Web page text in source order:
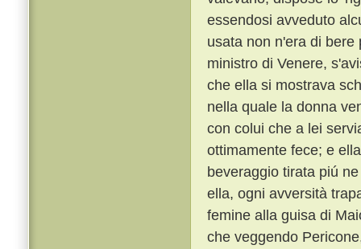
essendosi avveduto
usata non n'era di
ministro di Venere,
che ella si mostrava
nella quale la donna
con colui che a lei
ottimamente fece; e
beveraggio tirata piú
ella, ogni avversità
femine alla guisa di
che veggendo